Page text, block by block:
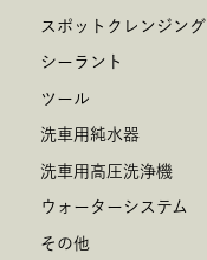
スポットクレンジング
シーラント
ツール
洗車用純水器
洗車用高圧洗浄機
ウォーターシステム
その他